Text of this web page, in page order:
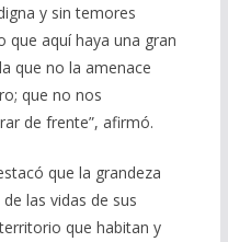
y sin temores
que aquí haya una gran
que no la amenace
que no nos
de frente”, afirmó.
que la grandeza
las vidas de sus
que habitan y